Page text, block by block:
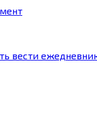
вести